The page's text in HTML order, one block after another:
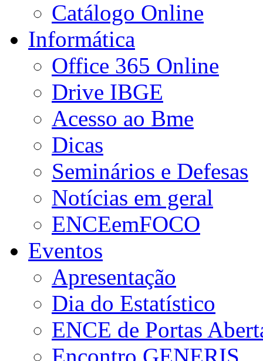
Catálogo Online
Informática
Office 365 Online
Drive IBGE
Acesso ao Bme
Dicas
Seminários e Defesas
Notícias em geral
ENCEemFOCO
Eventos
Apresentação
Dia do Estatístico
ENCE de Portas
Encontro GENERIS